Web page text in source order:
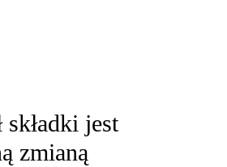
składki jest
zmianą